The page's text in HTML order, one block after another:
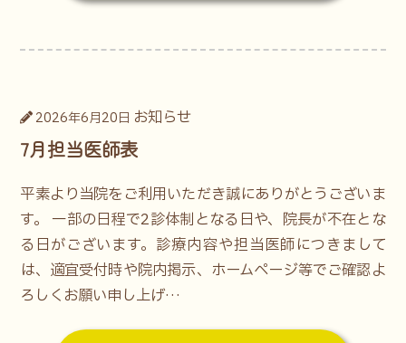
2026年6月20日 お知らせ
7月担当医師表
平素より当院をご利用いただき誠にありがとうございま
す。 一部の日程で2診体制となる日や、院長が不在とな
る日がございます。診療内容や担当医師につきまして
は、適宜受付時や院内掲示、ホームページ等でご確認よ
ろしくお願い申し上げ…